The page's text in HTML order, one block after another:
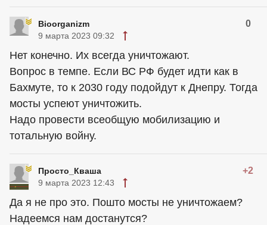
Bioorganizm 0
9 марта 2023 09:32
Нет конечно. Их всегда уничтожают.
Вопрос в темпе. Если ВС РФ будет идти как в
Бахмуте, то к 2030 году подойдут к Днепру. Тогда
мосты успеют уничтожить.
Надо провести всеобщую мобилизацию и
тотальную войну.
Просто_Кваша +2
9 марта 2023 12:43
Да я не про это. Пошто мосты не уничтожаем?
Надеемся нам достанутся?